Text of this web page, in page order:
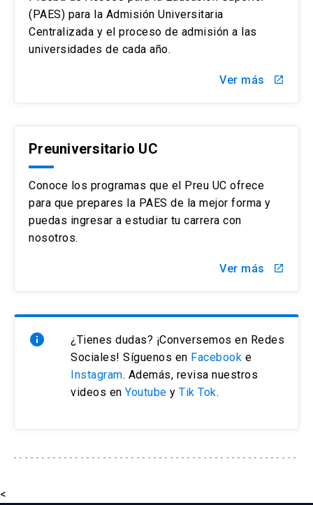
un año a otro. Sin embargo, como requisito
general la UC ha establecido un Puntaje
promedio mínimo de 485 puntos para
postular a cualquiera de sus carreras de
través de Admisión Equidad existen
(PAES) para la Admisión Universitaria
Centralizada y el proceso de admisión a las
universidades de cada año.
Ver más launch
Preuniversitario UC
Conoce los programas que el Preu UC ofrece
para que prepares la PAES de la mejor forma y
puedas ingresar a estudiar tu carrera con
nosotros.
Ver más launch
info
¿Tienes dudas? ¡Conversemos en Redes
Sociales! Síguenos en Facebook e
Instagram. Además, revisa nuestros
videos en Youtube yTik Tok.
<